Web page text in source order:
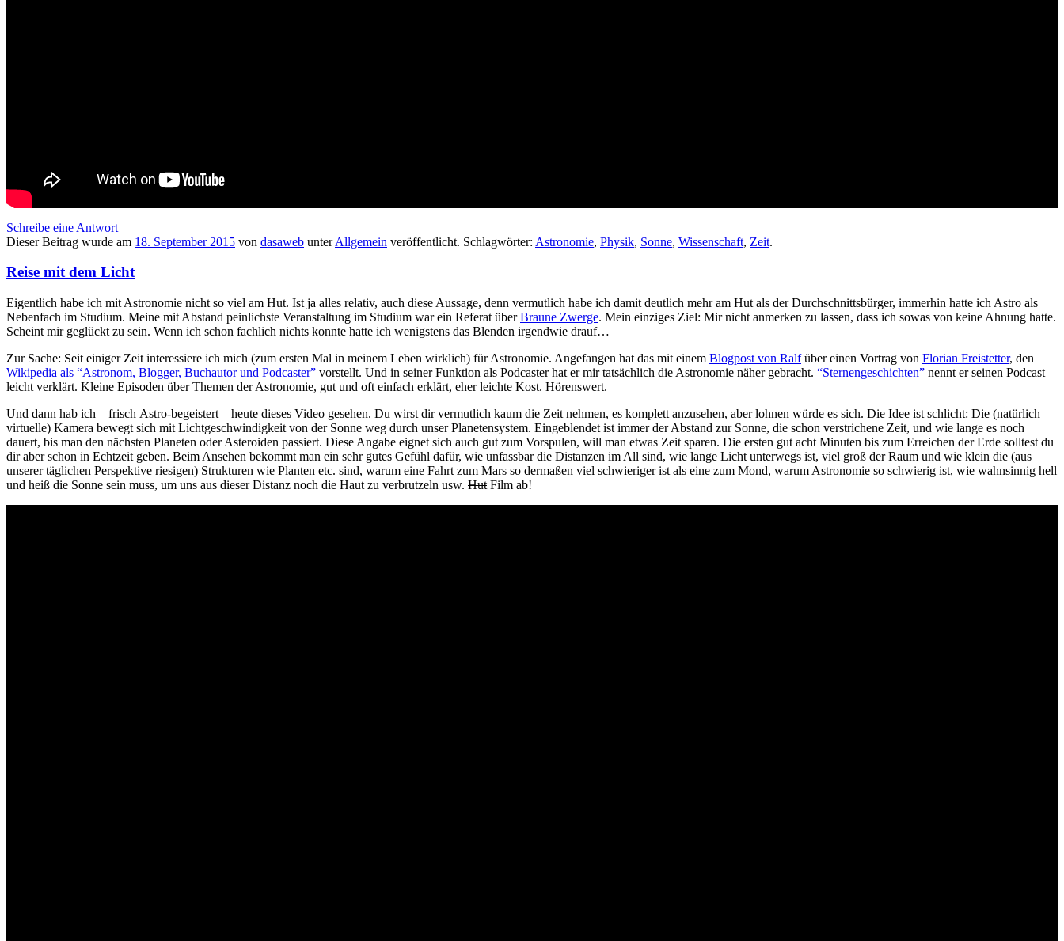
Schreibe eine Antwort
Dieser Beitrag wurde am 18. September 2015 von dasaweb unterAllgemein veröffentlicht. Schlagwörter: Astronomie, Physik, Sonne, Wissenschaft, Zeit.
Reise mit dem Licht
Eigentlich habe ich mit Astronomie nicht so viel am Hut. Ist ja alles relativ, auch diese Aussage, denn vermutlich habe ich damit deutlich mehr am Hut als der Durchschnittsbürger, immerhin hatte ich Astro als
Nebenfach im Studium. Meine mit Abstand peinlichste Veranstaltung im Studium war ein Referat überBraune Zwerge. Mein einziges Ziel: Mir nicht anmerken zu lassen, dass ich sowas von keine Ahnung hatte.
Scheint mir geglückt zu sein. Wenn ich schon fachlich nichts konnte hatte ich wenigstens das Blenden irgendwie drauf…
Zur Sache: Seit einiger Zeit interessiere ich mich (zum ersten Mal in meinem Leben wirklich) für Astronomie. Angefangen hat das mit einem Blogpost von Ralfüber einen Vortrag von Florian Freistetter, den
Wikipedia als “Astronom, Blogger, Buchautor und Podcaster” vorstellt. Und in seiner Funktion als Podcaster hat er mir tatsächlich die Astronomie näher gebracht. “Sternengeschichten” nennt er seinen Podcast
leicht verklärt. Kleine Episoden über Themen der Astronomie, gut und oft einfach erklärt, eher leichte Kost. Hörenswert.
Und dann hab ich – frisch Astro-begeistert – heute dieses Video gesehen. Du wirst dir vermutlich kaum die Zeit nehmen, es komplett anzusehen, aber lohnen würde es sich. Die Idee ist schlicht: Die (natürlich
virtuelle) Kamera bewegt sich mit Lichtgeschwindigkeit von der Sonne weg durch unser Planetensystem. Eingeblendet ist immer der Abstand zur Sonne, die schon verstrichene Zeit, und wie lange es noch
dauert, bis man den nächsten Planeten oder Asteroiden passiert. Diese Angabe eignet sich auch gut zum Vorspulen, will man etwas Zeit sparen. Die ersten gut acht Minuten bis zum Erreichen der Erde solltest du
dir aber schon in Echtzeit geben. Beim Ansehen bekommt man ein sehr gutes Gefühl dafür, wie unfassbar die Distanzen im All sind, wie lange Licht unterwegs ist, viel groß der Raum und wie klein die (aus
unserer täglichen Perspektive riesigen) Strukturen wie Planten etc. sind, warum eine Fahrt zum Mars so dermaßen viel schwieriger ist als eine zum Mond, warum Astronomie so schwierig ist, wie wahnsinnig hell
und heiß die Sonne sein muss, um uns aus dieser Distanz noch die Haut zu verbrutzeln usw. Hut Film ab!